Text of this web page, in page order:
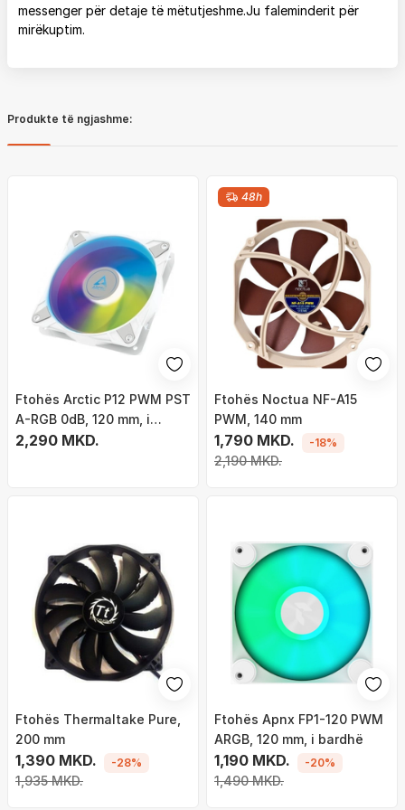
messenger për detaje të mëtutjeshme.Ju faleminderit për
mirëkuptim.
Produkte të ngjashme:
Ftohës Arctic P12 PWM PST
A-RGB 0dB, 120 mm, i
bardhë
2,290 MKD.
48h
Ftohës Noctua NF-A15
PWM, 140 mm
1,790 MKD.
2,190 MKD.
-18%
Ftohës Thermaltake Pure,
200 mm
1,390 MKD.
1,935 MKD.
-28%
Ftohës Apnx FP1-120 PWM
ARGB, 120 mm, i bardhë
1,190 MKD.
1,490 MKD.
-20%